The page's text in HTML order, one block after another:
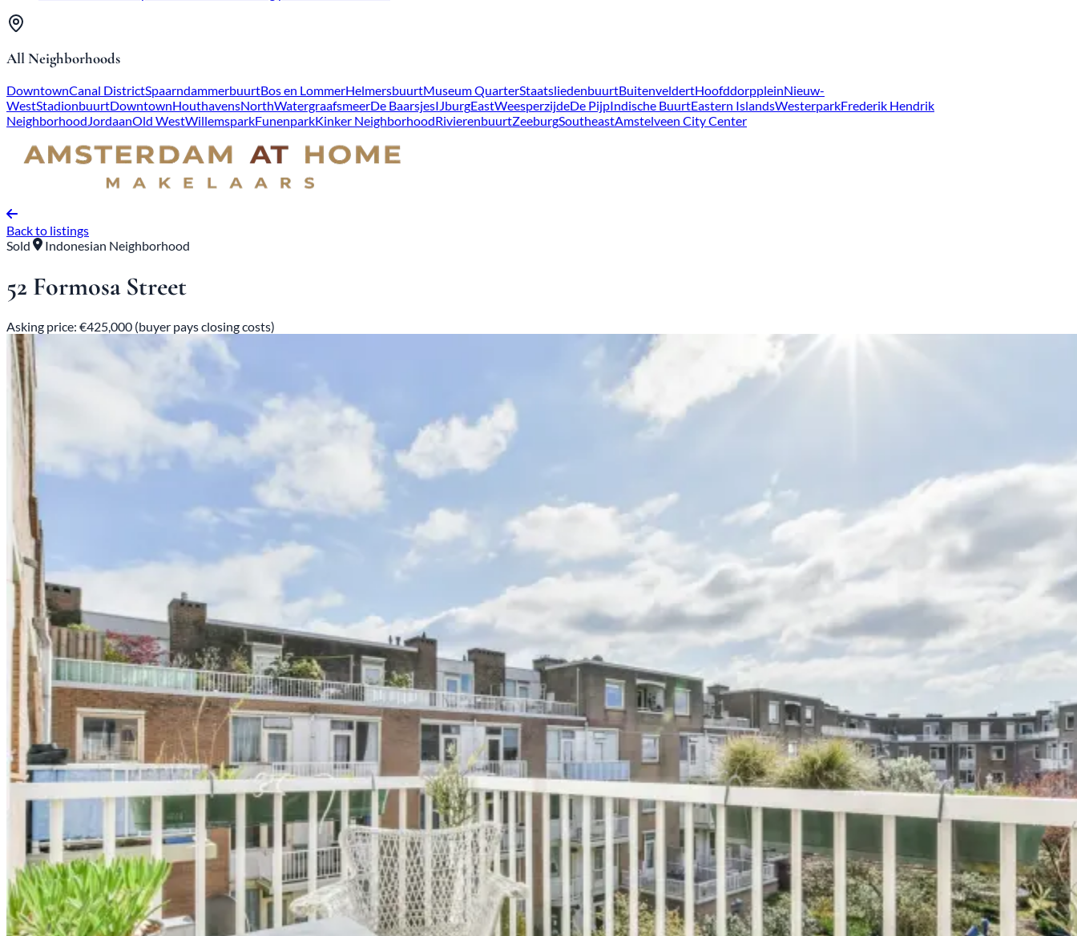
All Neighborhoods
DowntownCanal DistrictSpaarndammerbuurtBos en LommerHelmersbuurtMuseum QuarterStaatsliedenbuurtBuitenveldertHoofddorppleinNieuw-
WestStadionbuurtDowntownHouthavensNorthWatergraafsmeerDe BaarsjesIJburgEastWeesperzijdeDe PijpIndische BuurtEastern IslandsWesterparkFrederik Hendrik
NeighborhoodJordaanOld WestWillemsparkFunenparkKinker NeighborhoodRivierenbuurtZeeburgSoutheastAmstelveen City Center
Back to listings
Sold
Indonesian Neighborhood
52 Formosa Street
Asking price: €425,000 (buyer pays closing costs)